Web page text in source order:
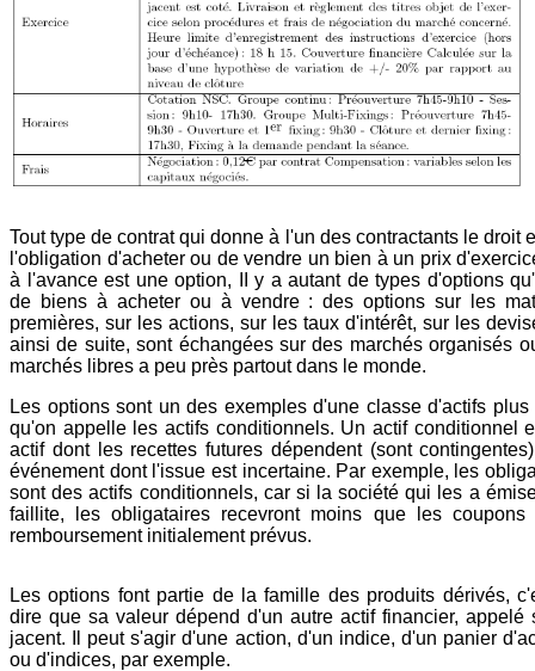
Tout type de contrat qui donne à l'un des contractants le droit
l'obligation d'acheter ou de vendre un bien à un prix
à l'avance est une option, II y a autant de types d'options
de biens à acheter ou à vendre : des options sur les
premières, sur les actions, sur les taux d'intérêt, sur les
ainsi de suite, sont échangées sur des marchés organisés
marchés libres a peu près partout dans le monde.
Les options sont un des exemples d'une classe d'actifs plus
qu'on appelle les actifs conditionnels. Un actif conditionnel
actif dont les recettes futures dépendent (sont
événement dont l'issue est incertaine. Par exemple, les
sont des actifs conditionnels, car si la société qui les a
faillite, les obligataires recevront moins que les
remboursement initialement prévus.
Les options font partie de la famille des produits dérivés,
dire que sa valeur dépend d'un autre actif financier, appelé
jacent. Il peut s'agir d'une action, d'un indice, d'un panier
ou d'indices, par exemple.